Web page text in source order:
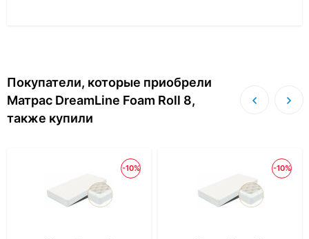
Покупатели, которые приобрели
Матрас DreamLine Foam Roll 8,
также купили
-10% -10%